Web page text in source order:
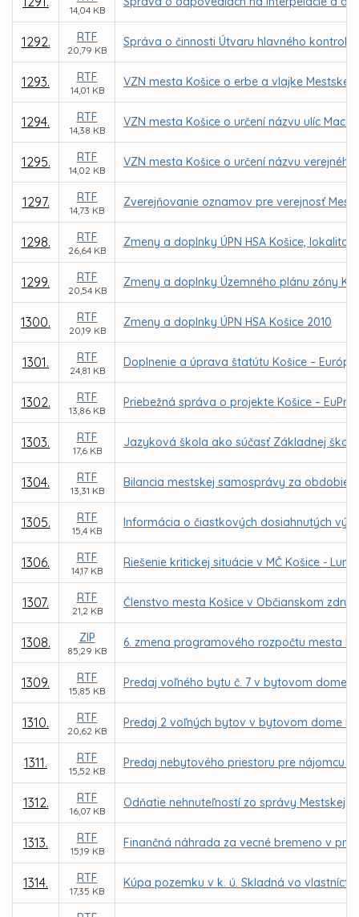
14,04 KB
1292. RTF
20,79 KB
Správa o činnosti Útvaru hlavného
1293. RTF
14,01 KB
VZN mesta Košice o erbe a vlajke Mestskej
1294. RTF
14,38 KB
VZN mesta Košice o určení názvu ulíc
1295. RTF
14,02 KB
VZN mesta Košice o určení názvu
1297. RTF
14,73 KB
Zverejňovanie oznamov pre verejnosť
1298. RTF
26,64 KB
Zmeny a doplnky ÚPN HSA Košice, lokalita
1299. RTF
20,54 KB
Zmeny a doplnky Územného plánu zóny
1300. RTF
20,19 KB
Zmeny a doplnky ÚPN HSA Košice 2010
1301. RTF
24,81 KB
Doplnenie a úprava štatútu Košice –
1302. RTF
13,86 KB
Priebežná správa o projekte Košice –
1303. RTF
17,6 KB
Jazyková škola ako súčasť Základnej školy
1304. RTF
13,31 KB
Bilancia mestskej samosprávy za obdobie
1305. RTF
15,4 KB
Informácia o čiastkových dosiahnutých
1306. RTF
14,17 KB
Riešenie kritickej situácie v MČ Košice -
1307. RTF
21,2 KB
Členstvo mesta Košice v Občianskom
1308. ZIP
85,29 KB
6. zmena programového rozpočtu mesta
1309. RTF
15,85 KB
Predaj voľného bytu č. 7 v bytovom dome
1310. RTF
20,62 KB
Predaj 2 voľných bytov v bytovom dome
1311. RTF
15,52 KB
Predaj nebytového priestoru pre nájomcu
1312. RTF
16,07 KB
Odňatie nehnuteľností zo správy Mestskej
1313. RTF
15,19 KB
Finančná náhrada za vecné bremeno v
1314. RTF
17,35 KB
Kúpa pozemku v k. ú. Skladná vo